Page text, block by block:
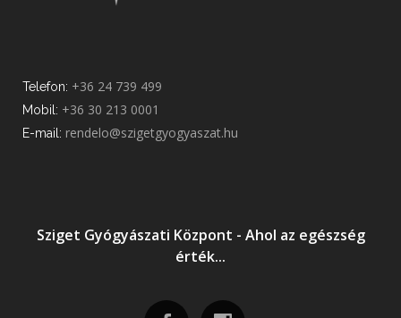
Telefon: +36 24 739 499
Mobil: +36 30 213 0001
E-mail: rendelo@szigetgyogyaszat.hu
Sziget Gyógyászati Központ - Ahol az egészség
érték...